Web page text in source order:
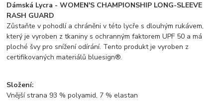
Dámská Lycra - WOMEN'S CHAMPIONSHIP LONG-SLEEVE
RASH GUARD
Zůstaňte v pohodlí a chráněni v této lycře s dlouhým rukávem,
který je vyroben z tkaniny s ochranným faktorem UPF 50 a má
ploché švy pro snížení odírání. Tento produkt je vyroben z
certifikovaných materiálů bluesign®.
Složení:
Vnější strana 93 % polyamid, 7 % elastan